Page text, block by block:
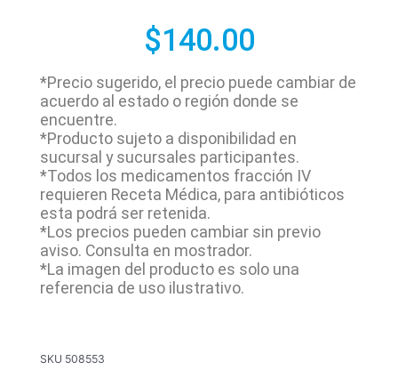
$140.00
*Precio sugerido, el precio puede cambiar de
acuerdo al estado o región donde se
encuentre.
*Producto sujeto a disponibilidad en
sucursal y sucursales participantes.
*Todos los medicamentos fracción IV
requieren Receta Médica, para antibióticos
esta podrá ser retenida.
*Los precios pueden cambiar sin previo
aviso. Consulta en mostrador.
*La imagen del producto es solo una
referencia de uso ilustrativo.
SKU 508553